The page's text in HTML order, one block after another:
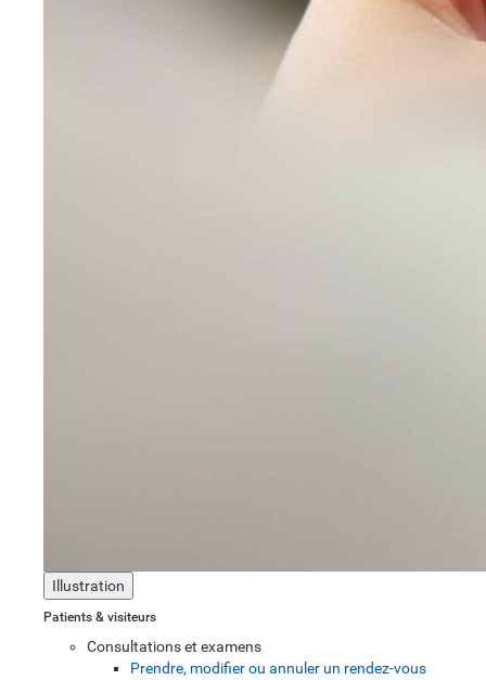
Illustration
Patients & visiteurs
Consultations et examens
Prendre, modifier ou annuler un rendez-vous